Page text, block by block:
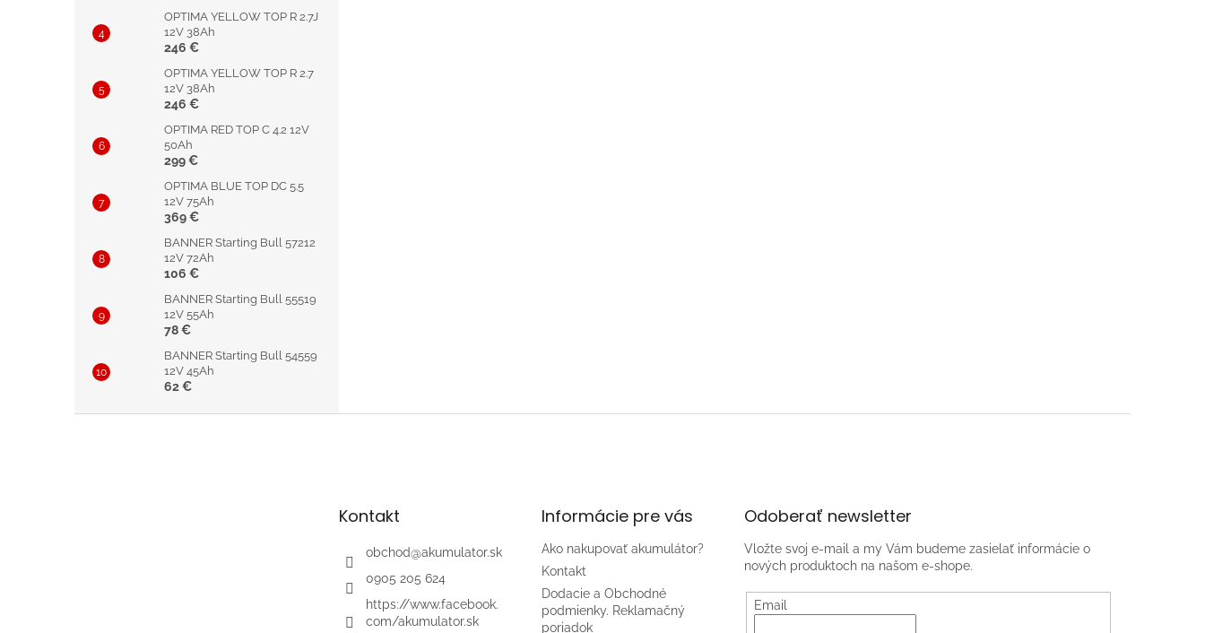
OPTIMA YELLOW TOP R 2.7J
12V 38Ah
246 €
OPTIMA YELLOW TOP R 2.7
12V 38Ah
246 €
OPTIMA RED TOP C 4.2 12V
50Ah
299 €
OPTIMA BLUE TOP DC 5.5
12V 75Ah
369 €
BANNER Starting Bull 57212
12V 72Ah
106 €
BANNER Starting Bull 55519
12V 55Ah
78 €
BANNER Starting Bull 54559
12V 45Ah
62 €
Kontakt
obchod@akumulator.sk
0905 205 624
https://www.facebook.
com/akumulator.sk
Informácie pre vás
Ako nakupovať akumulátor?
Kontakt
Dodacie a Obchodné
podmienky. Reklamačný
poriadok
Odoberať newsletter
Vložte svoj e-mail a my Vám budeme zasielať informácie o
nových produktoch na našom e-shope.
Email